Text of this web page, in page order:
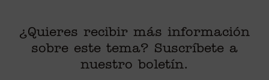
¿Quieres recibir más información
sobre este tema? Suscríbete a
nuestro boletín.